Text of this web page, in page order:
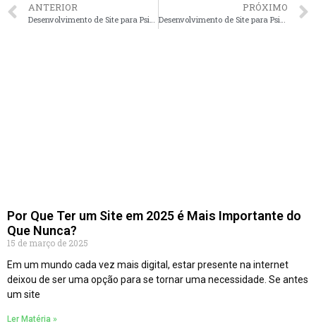
ANTERIOR
Desenvolvimento de Site para Psicologos em Florianópolis – SC faça seu orçamento
PRÓXIMO
Desenvolvimento de Site para Psicologos em Salvador – BA faça seu orçamento
Por Que Ter um Site em 2025 é Mais Importante do
Que Nunca?
15 de março de 2025
Em um mundo cada vez mais digital, estar presente na internet
deixou de ser uma opção para se tornar uma necessidade. Se antes
um site
Ler Matéria »